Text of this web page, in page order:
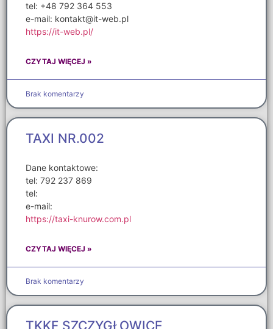
tel: +48 792 364 553
e-mail: kontakt@it-web.pl
https://it-web.pl/
CZYTAJ WIĘCEJ »
Brak komentarzy
TAXI NR.002
Dane kontaktowe:
tel: 792 237 869
tel:
e-mail:
https://taxi-knurow.com.pl
CZYTAJ WIĘCEJ »
Brak komentarzy
TKKF SZCZYGŁOWICE